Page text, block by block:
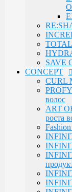
Salon
волос
Salon
волос
Salon
Salon
NEXT
TEFIA
TOTAL
SAVE
CONCEPT
CURL
волос
ART
роста